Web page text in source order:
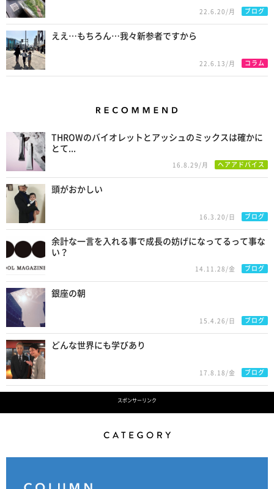
22.6.20/月 ブログ
ええ…もちろん…我々新参者ですから
22.6.13/月 コラム
THROWのバイオレットとアッシュのミックスは確かに
とて...
16.8.29/月 ヘアアドバイス
頭がおかしい
16.3.20/日 ブログ
余計な一言を入れる事で成長の妨げになってるって事な
い？
14.11.28/金 ブログ
銀座の朝
15.4.26/日 ブログ
どんな世界にも学びあり
17.8.18/金 ブログ
スポンサーリンク